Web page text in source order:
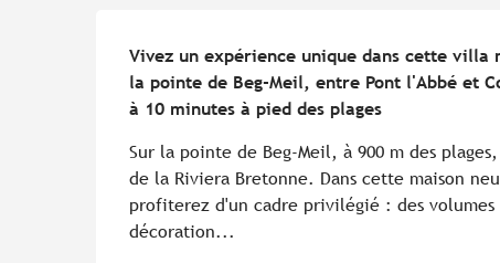
Vivez un expérience unique dans cette villa
la pointe de Beg-Meil, entre Pont l'Abbé et
à 10 minutes à pied des plages
Sur la pointe de Beg-Meil, à 900 m des
de la Riviera Bretonne. Dans cette maison
profiterez d'un cadre privilégié : des
décoration...